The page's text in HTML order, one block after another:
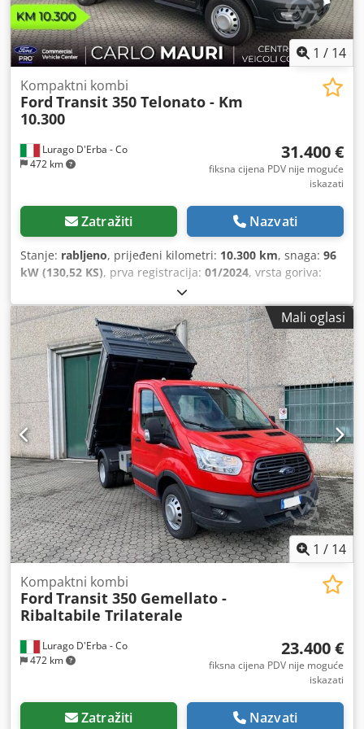
1 / 14
Lurago D'Erba - Co
472 km
Kompaktni kombi
Ford Transit 350 Telonato - Km
10.300
31.400 €
fiksna cijena PDV nije moguće
iskazati
Zatražiti Nazvati
Stanje: rabljeno, prijeđeni kilometri: 10.300 km, snaga: 96
kW (130,52 KS), prva registracija: 01/2024, vrsta goriva:
900 kg
kg, konfiguracija osovina:4x2, vrsta prijenosa:mehanički,
emisijska klasa:Euro 6, broj sjedala:3, duljina prostora za
utovar:3.500 mm, širina utovarnog prostora:2.200 mm,
visina utovarnog prostora:2.200 mm, Godina proizvodnje:
2024,
Mali oglasi
1 / 14
Lurago D'Erba - Co
472 km
Kompaktni kombi
Ford Transit 350 Gemellato -
Ribaltabile Trilaterale
23.400 €
fiksna cijena PDV nije moguće
iskazati
Zatražiti Nazvati